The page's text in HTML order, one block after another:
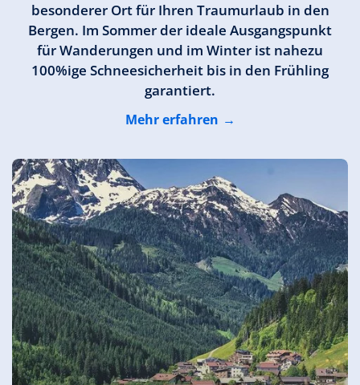
besonderer Ort für Ihren Traumurlaub in den
Bergen. Im Sommer der ideale Ausgangspunkt
für Wanderungen und im Winter ist nahezu
100%ige Schneesicherheit bis in den Frühling
garantiert.
Mehr erfahren